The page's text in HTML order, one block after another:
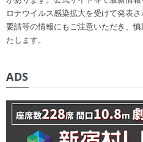
ロナウイルス感染拡大を受けて発表
要請等の情報にもご注意いただき、
たします。
ADS